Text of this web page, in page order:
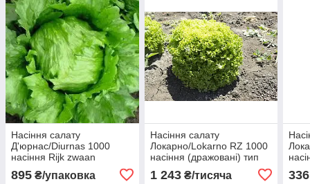
Насіння салату
Д'юрнас/Diurnas 1000
насіння Rijk zwaan
895 ₴/упаковка
Насіння салату
Локарно/Lokarno RZ 1000
насіння (дражовані) тип
Лолла Біонда Rijk Zwaan
1 243₴/тисяча 336